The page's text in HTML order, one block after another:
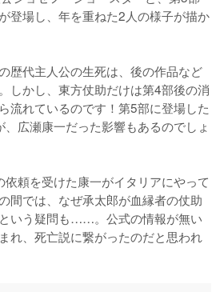
登場し、年を重ねた2人の様子が描か
歴代主人公の生死は、後の作品など
しかし、東方仗助だけは第4部後の消
流れているのです！第5部に登場した
広瀬康一だった影響もあるのでしょ
頼を受けた康一がイタリアにやって
間では、なぜ承太郎が血縁者の仗助
いう疑問も……。公式の情報が無い
れ、死亡説に繋がったのだと思われ